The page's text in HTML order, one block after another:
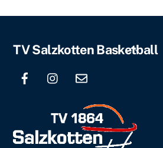
Back
TV Salzkotten Basketball